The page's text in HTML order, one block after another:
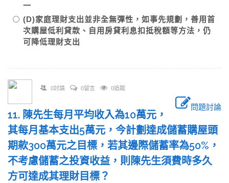
一
(D)家庭理財支出並非全無彈性，如事先規劃，善用首
次購屋低利貸款、自用房貸利息扣抵稅額等方法，仍
可降低理財支出
0討論 0留言 0追蹤
問題討論
11. 陳先生每月平均收入為10萬元，
其每月基本支出5萬元，今計劃達成儲蓄購屋頭
期款300萬元之目標，若其邊際儲蓄率為50%，
不考慮儲蓄之投資收益，則陳先生須費時多久
方可達成其理財目標？